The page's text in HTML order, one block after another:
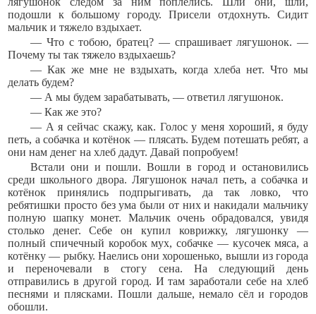
подошли к большому городу. Присели отдохнуть. Сидит
мальчик и тяжело вздыхает.
— Что с тобою, братец? — спрашивает лягушонок. —
Почему ты так тяжело вздыхаешь?
— Как же мне не вздыхать, когда хлеба нет. Что мы
делать будем?
— А мы будем зарабатывать, — ответил лягушонок.
— Как же это?
— А я сейчас скажу, как. Голос у меня хороший, я буду
петь, а собачка и котёнок — плясать. Будем потешать ребят, а
они нам денег на хлеб дадут. Давай попробуем!
Встали они и пошли. Вошли в город и остановились
среди школьного двора. Лягушонок начал петь, а собачка и
котёнок принялись подпрыгивать, да так ловко, что
ребятишки просто без ума были от них и накидали мальчику
полную шапку монет. Мальчик очень обрадовался, увидя
столько денег. Себе он купил коврижку, лягушонку —
полный спичечный коробок мух, собачке — кусочек мяса, а
котёнку — рыбку. Наелись они хорошенько, вышли из города
и переночевали в стогу сена. На следующий день
отправились в другой город. И там заработали себе на хлеб
песнями и плясками. Пошли дальше, немало сёл и городов
обошли.